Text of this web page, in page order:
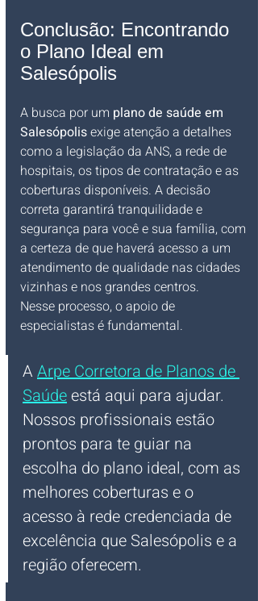
Conclusão: Encontrando
o Plano Ideal em
Salesópolis
A busca por um plano de saúde em
Salesópolis exige atenção a detalhes
como a legislação da ANS, a rede de
hospitais, os tipos de contratação e as
coberturas disponíveis. A decisão
correta garantirá tranquilidade e
segurança para você e sua família, com
a certeza de que haverá acesso a um
atendimento de qualidade nas cidades
vizinhas e nos grandes centros.
Nesse processo, o apoio de
especialistas é fundamental.
A Arpe Corretora de Planos de
Saúde está aqui para ajudar.
Nossos profissionais estão
prontos para te guiar na
escolha do plano ideal, com as
melhores coberturas e o
acesso à rede credenciada de
excelência que Salesópolis e a
região oferecem.